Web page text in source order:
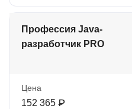
Профессия Java-
разработчик PRO
Цена
152 365 ₽